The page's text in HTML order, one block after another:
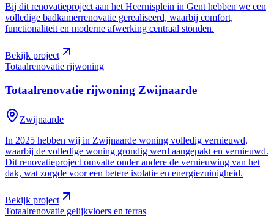
Bij dit renovatieproject aan het Heernisplein in Gent hebben we een
volledige badkamerrenovatie gerealiseerd, waarbij comfort,
functionaliteit en moderne afwerking centraal stonden.
Bekijk project
Totaalrenovatie rijwoning
Totaalrenovatie rijwoning Zwijnaarde
Zwijnaarde
In 2025 hebben wij in Zwijnaarde woning volledig vernieuwd,
waarbij de volledige woning grondig werd aangepakt en vernieuwd.
Dit renovatieproject omvatte onder andere de vernieuwing van het
dak, wat zorgde voor een betere isolatie en energiezuinigheid.
Bekijk project
Totaalrenovatie gelijkvloers en terras